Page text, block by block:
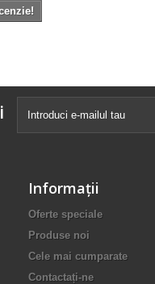
Informaţii
Oferte speciale
Produse noi
Cele mai cumparate
Contactați-ne